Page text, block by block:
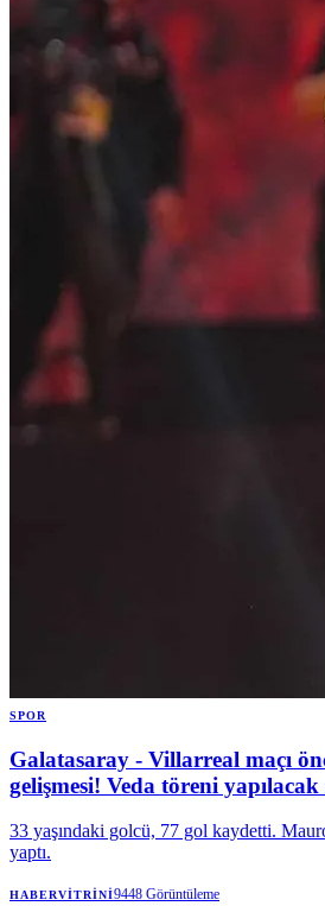
SPOR
Galatasaray - Villarreal maçı
gelişmesi! Veda töreni yapılacak
33 yaşındaki golcü, 77 gol kaydetti.
yaptı.
HABERVITRINI9448 Görüntüleme